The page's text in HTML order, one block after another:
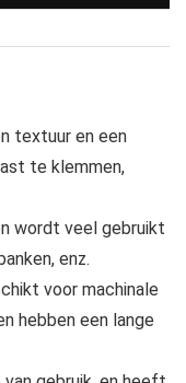
textuur en een
te klemmen,
wordt veel gebruikt
enz.
voor machinale
hebben een lange